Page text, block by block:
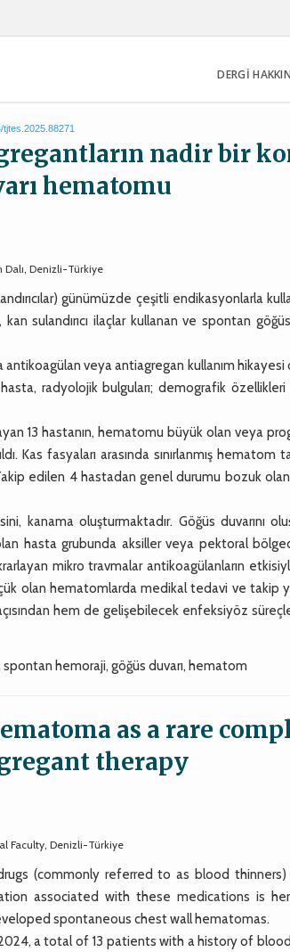
DERGİ
tjtes.2025.88271
nadir bir
hematomu
Dalı, Denizli-Türkiye
günümüzde çeşitli endikasyonlarla
sulandırıcı ilaçlar kullanan ve spontan
antikoagülan veya antiagregan kullanım
radyolojik bulguları; demografik
13 hastanın, hematomu büyük olan veya
Kas fasyaları arasında sınırlanmış
edilen 4 hastadan genel durumu bozuk
kanama oluşturmaktadır. Göğüs duvarını
olan hasta grubunda aksiller veya pektoral
mikro travmalar antikoagülanların
olan hematomlarda medikal tedavi ve takip
hem de gelişebilecek enfeksiyöz
hemoraji, göğüs duvarı, hematom
as a rare
therapy
Faculty, Denizli-Türkiye
(commonly referred to as blood
associated with these medications is
spontaneous chest wall hematomas.
a total of 13 patients with a history of